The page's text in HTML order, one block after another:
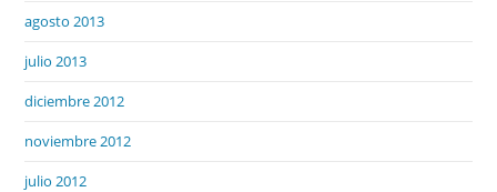
agosto 2013
julio 2013
diciembre 2012
noviembre 2012
julio 2012